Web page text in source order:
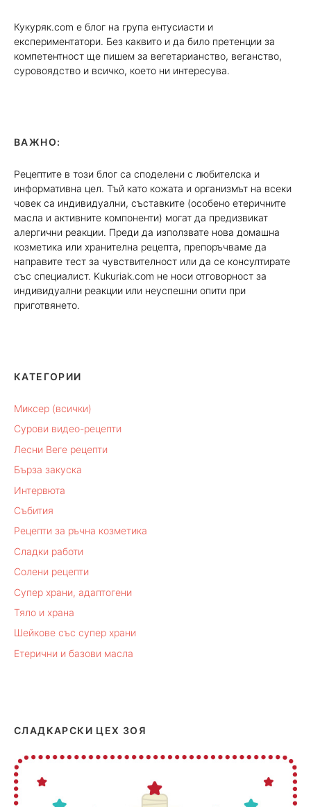
Кукуряк.com е блог на група ентусиасти и
експериментатори. Без каквито и да било претенции за
компетентност ще пишем за вегетарианство, веганство,
суровоядство и всичко, което ни интересува.
ВАЖНО:
Рецептите в този блог са споделени с любителска и
информативна цел. Тъй като кожата и организмът на всеки
човек са индивидуални, съставките (особено етеричните
масла и активните компоненти) могат да предизвикат
алергични реакции. Преди да използвате нова домашна
козметика или хранителна рецепта, препоръчваме да
направите тест за чувствителност или да се консултирате
със специалист. Kukuriak.com не носи отговорност за
индивидуални реакции или неуспешни опити при
приготвянето.
КАТЕГОРИИ
Миксер (всички)
Сурови видео-рецепти
Лесни Веге рецепти
Бърза закуска
Интервюта
Събития
Рецепти за ръчна козметика
Сладки работи
Солени рецепти
Супер храни, адаптогени
Тяло и храна
Шейкове със супер храни
Етерични и базови масла
СЛАДКАРСКИ ЦЕХ ЗОЯ